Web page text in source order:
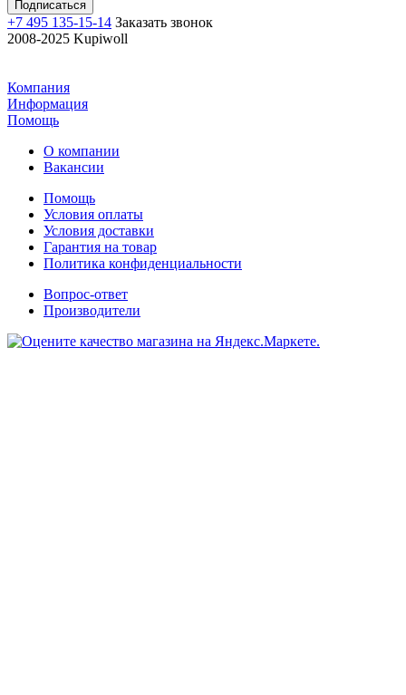
+7 495 135-15-14 Заказать звонок
2008-2025 Kupiwoll
Компания
Информация
Помощь
О компании
Вакансии
Помощь
Условия оплаты
Условия доставки
Гарантия на товар
Политика конфиденциальности
Вопрос-ответ
Производители